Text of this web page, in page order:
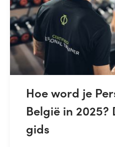
Hoe word je
België in 2025?
gids